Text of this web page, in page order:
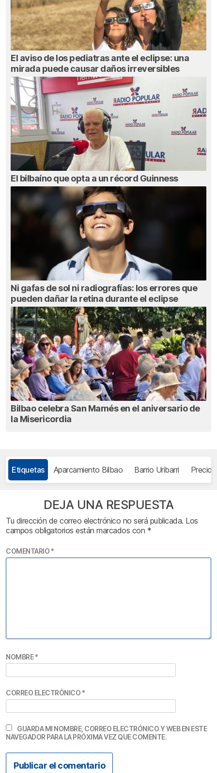
El aviso de los pediatras ante el eclipse: una
mirada puede causar daños irreversibles
El bilbaíno que opta a un récord Guinness
Ni gafas de sol ni radiografías: los errores que
pueden dañar la retina durante el eclipse
Bilbao celebra San Mamés en el aniversario de
la Misericordia
Etiquetas Aparcamiento Bilbao Barrio Uribarri Precio
DEJA UNA RESPUESTA
Tu dirección de correo electrónico no será publicada. Los
campos obligatorios están marcados con *
COMENTARIO *
NOMBRE*
CORREO ELECTRÓNICO *
GUARDA MI NOMBRE, CORREO ELECTRÓNICO Y WEB EN ESTE
NAVEGADOR PARA LA PRÓXIMA VEZ QUE COMENTE.